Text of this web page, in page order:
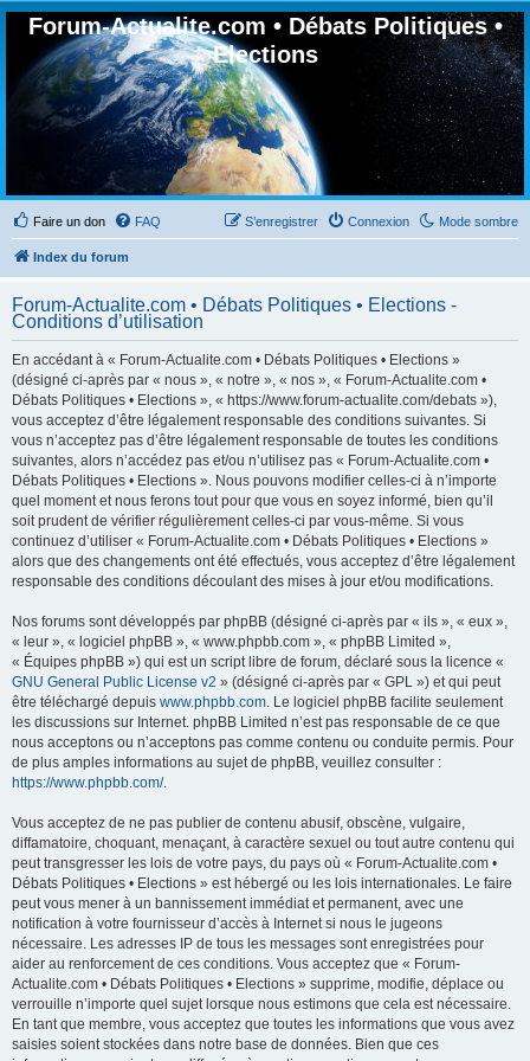
Forum-Actualite.com • Débats Politiques •
Elections
Faire un don Mode sombre
FAQ Connexion
S’enregistrer
Index du forum
Forum-Actualite.com • Débats Politiques • Elections -
Conditions d’utilisation
En accédant à « Forum-Actualite.com • Débats Politiques • Elections »
(désigné ci-après par « nous », « notre », « nos », « Forum-Actualite.com •
Débats Politiques • Elections », « https://www.forum-actualite.com/debats »),
vous acceptez d’être légalement responsable des conditions suivantes. Si
vous n’acceptez pas d’être légalement responsable de toutes les conditions
suivantes, alors n’accédez pas et/ou n’utilisez pas « Forum-Actualite.com •
Débats Politiques • Elections ». Nous pouvons modifier celles-ci à n’importe
quel moment et nous ferons tout pour que vous en soyez informé, bien qu’il
soit prudent de vérifier régulièrement celles-ci par vous-même. Si vous
continuez d’utiliser « Forum-Actualite.com • Débats Politiques • Elections »
alors que des changements ont été effectués, vous acceptez d’être légalement
responsable des conditions découlant des mises à jour et/ou modifications.
Nos forums sont développés par phpBB (désigné ci-après par « ils », « eux »,
« leur », « logiciel phpBB », « www.phpbb.com », « phpBB Limited »,
« Équipes phpBB ») qui est un script libre de forum, déclaré sous la licence «
GNU General Public License v2 » (désigné ci-après par « GPL ») et qui peut
être téléchargé depuis www.phpbb.com. Le logiciel phpBB facilite seulement
les discussions sur Internet. phpBB Limited n’est pas responsable de ce que
nous acceptons ou n’acceptons pas comme contenu ou conduite permis. Pour
de plus amples informations au sujet de phpBB, veuillez consulter :
https://www.phpbb.com/.
Vous acceptez de ne pas publier de contenu abusif, obscène, vulgaire,
diffamatoire, choquant, menaçant, à caractère sexuel ou tout autre contenu qui
peut transgresser les lois de votre pays, du pays où « Forum-Actualite.com •
Débats Politiques • Elections » est hébergé ou les lois internationales. Le faire
peut vous mener à un bannissement immédiat et permanent, avec une
notification à votre fournisseur d’accès à Internet si nous le jugeons
nécessaire. Les adresses IP de tous les messages sont enregistrées pour
aider au renforcement de ces conditions. Vous acceptez que « Forum-
Actualite.com • Débats Politiques • Elections » supprime, modifie, déplace ou
verrouille n’importe quel sujet lorsque nous estimons que cela est nécessaire.
En tant que membre, vous acceptez que toutes les informations que vous avez
saisies soient stockées dans notre base de données. Bien que ces